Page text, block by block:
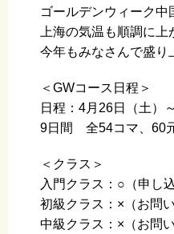
ゴールデンウィーク
上海の気温も順調に上
今年もみなさんで盛り
＜GWコース日程＞
日程：4月26日（土）
9日間 全54コマ、60
＜クラス＞
入門クラス：○（申し
初級クラス：×（お問
中級クラス：×（お問